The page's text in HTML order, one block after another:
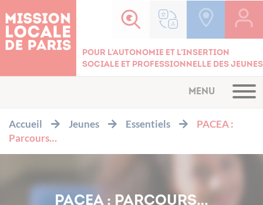
Pour l'autonomie et l'insertion
sociale et professionnelle des jeunes
MENU
Accueil Jeunes Essentiels
PACEA :
Parcours…
PACEA : PARCOURS…